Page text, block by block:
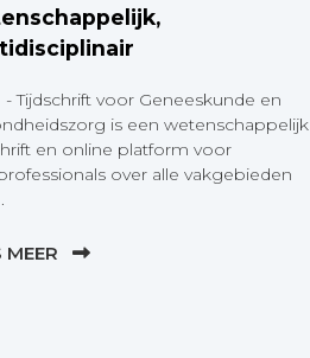
- Tijdschrift voor Geneeskunde en
is een wetenschappelijk
en online platform voor
over alle vakgebieden
MEER